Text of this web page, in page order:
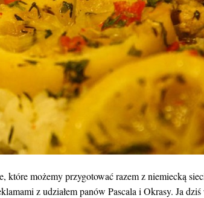
które możemy przygotować razem z niemiecką
z udziałem panów Pascala i Okrasy. Ja dziś